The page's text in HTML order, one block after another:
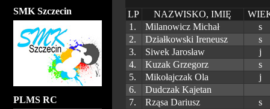
SMK Szczecin
PLMS RC
LP NAZWISKO, IMIĘ
1.
Milanowicz Michał
s
2.
Działkowski Ireneusz
s
3.
Siwek Jarosław
j
4.
Kuzak Grzegorz
s
5.
Mikołajczak Ola
j
6.
Dudczak Kajetan
7.
Rząsa Dariusz
s